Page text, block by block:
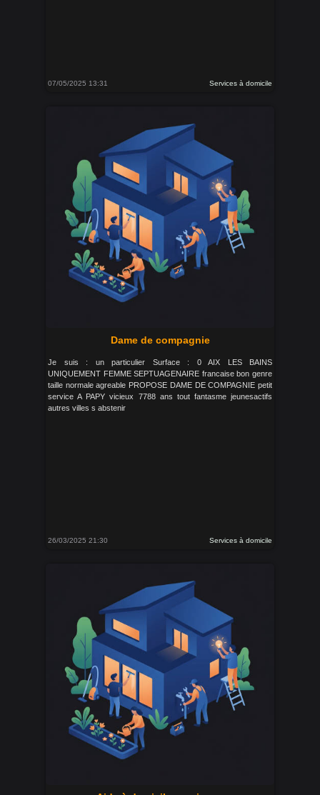
07/05/2025 13:31 Services à domicile
Dame de compagnie
Je suis : un particulier Surface : 0 AIX LES BAINS
UNIQUEMENT FEMME SEPTUAGENAIRE francaise bon genre
taille normale agreable PROPOSE DAME DE COMPAGNIE petit
service A PAPY vicieux 7788 ans tout fantasme jeunesactifs
autres villes s abstenir
26/03/2025 21:30 Services à domicile